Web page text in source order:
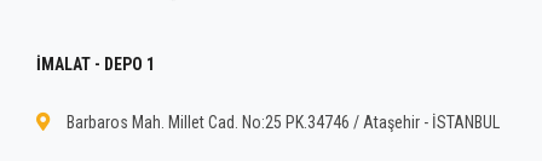
İMALAT - DEPO 1
Barbaros Mah. Millet Cad. No:25 PK.34746 / Ataşehir - İSTANBUL